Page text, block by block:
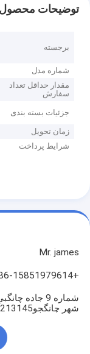
توضیحات محصول
برجسته
شماره مدل
مقدار حداقل تعداد
سفارش
جزئیات بسته بندی
زمان تحویل
شرایط پرداخت
Mr. james
+86-15851979614
شماره 9 جاده
شهر چانگجو213145چین